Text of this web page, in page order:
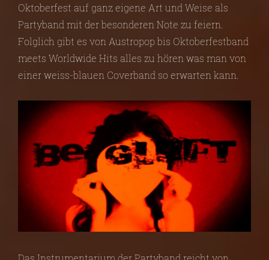
Oktoberfest auf ganz eigene Art und Weise als
Partyband mit der besonderen Note zu feiern.
Folglich gibt es von Austropop bis Oktoberfestband
meets Worldwide Hits alles zu hören was man von
einer weiss-blauen Coverband so erwarten kann.